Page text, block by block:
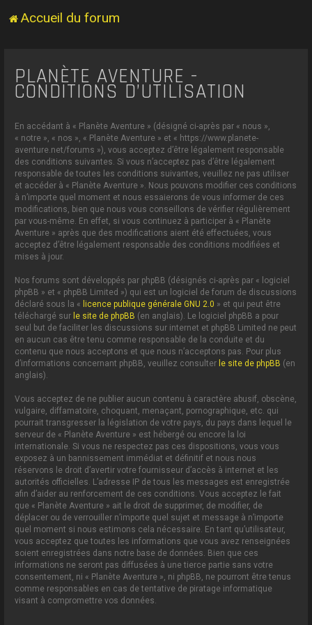
Accueil du forum
PLANÈTE AVENTURE -
CONDITIONS D’UTILISATION
En accédant à « Planète Aventure » (désigné ci-après par « nous »,
« notre », « nos », « Planète Aventure » et « https://www.planete-
aventure.net/forums »), vous acceptez d’être légalement responsable
des conditions suivantes. Si vous n’acceptez pas d’être légalement
responsable de toutes les conditions suivantes, veuillez ne pas utiliser
et accéder à « Planète Aventure ». Nous pouvons modifier ces conditions
à n’importe quel moment et nous essaierons de vous informer de ces
modifications, bien que nous vous conseillons de vérifier régulièrement
par vous-même. En effet, si vous continuez à participer à « Planète
Aventure » après que des modifications aient été effectuées, vous
acceptez d’être légalement responsable des conditions modifiées et
mises à jour.
Nos forums sont développés par phpBB (désignés ci-après par « logiciel
phpBB » et « phpBB Limited ») qui est un logiciel de forum de discussions
déclaré sous la « licence publique générale GNU 2.0 » et qui peut être
téléchargé sur le site de phpBB (en anglais). Le logiciel phpBB a pour
seul but de faciliter les discussions sur internet et phpBB Limited ne peut
en aucun cas être tenu comme responsable de la conduite et du
contenu que nous acceptons et que nous n’acceptons pas. Pour plus
d’informations concernant phpBB, veuillez consulter le site de phpBB (en
anglais).
Vous acceptez de ne publier aucun contenu à caractère abusif, obscène,
vulgaire, diffamatoire, choquant, menaçant, pornographique, etc. qui
pourrait transgresser la législation de votre pays, du pays dans lequel le
serveur de « Planète Aventure » est hébergé ou encore la loi
internationale. Si vous ne respectez pas ces dispositions, vous vous
exposez à un bannissement immédiat et définitif et nous nous
réservons le droit d’avertir votre fournisseur d’accès à internet et les
autorités officielles. L’adresse IP de tous les messages est enregistrée
afin d’aider au renforcement de ces conditions. Vous acceptez le fait
que « Planète Aventure » ait le droit de supprimer, de modifier, de
déplacer ou de verrouiller n’importe quel sujet et message à n’importe
quel moment si nous estimons cela nécessaire. En tant qu’utilisateur,
vous acceptez que toutes les informations que vous avez renseignées
soient enregistrées dans notre base de données. Bien que ces
informations ne seront pas diffusées à une tierce partie sans votre
consentement, ni « Planète Aventure », ni phpBB, ne pourront être tenus
comme responsables en cas de tentative de piratage informatique
visant à compromettre vos données.